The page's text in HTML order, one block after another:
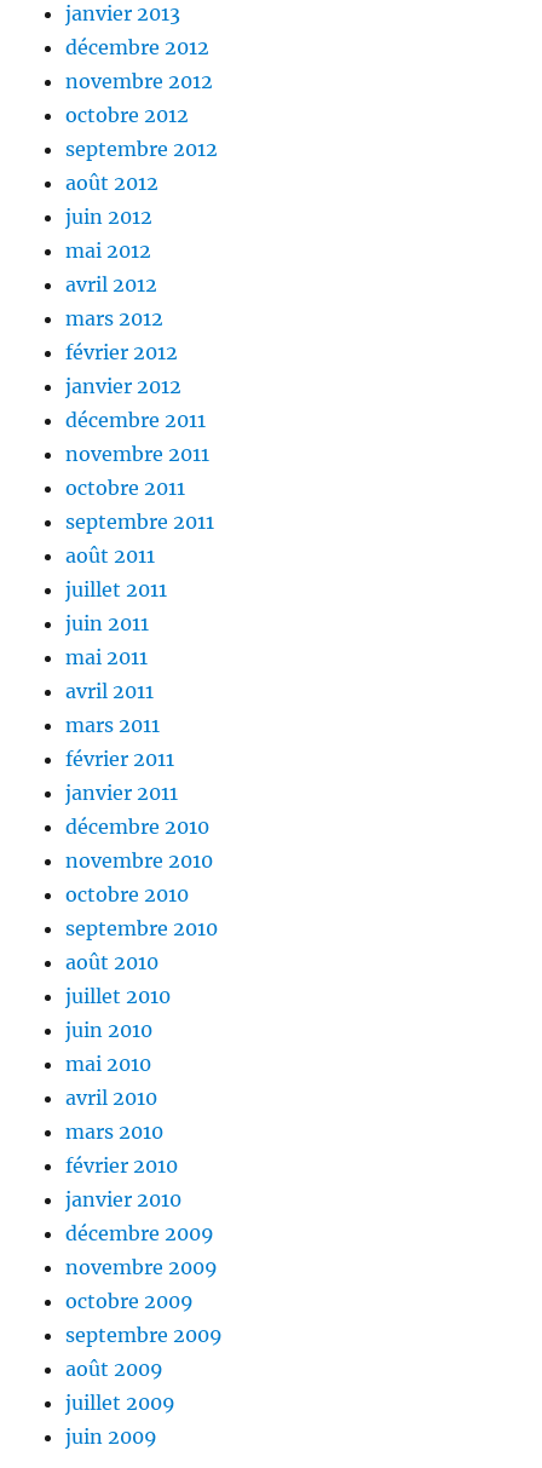
janvier 2013
décembre 2012
novembre 2012
octobre 2012
septembre 2012
août 2012
juin 2012
mai 2012
avril 2012
mars 2012
février 2012
janvier 2012
décembre 2011
novembre 2011
octobre 2011
septembre 2011
août 2011
juillet 2011
juin 2011
mai 2011
avril 2011
mars 2011
février 2011
janvier 2011
décembre 2010
novembre 2010
octobre 2010
septembre 2010
août 2010
juillet 2010
juin 2010
mai 2010
avril 2010
mars 2010
février 2010
janvier 2010
décembre 2009
novembre 2009
octobre 2009
septembre 2009
août 2009
juillet 2009
juin 2009